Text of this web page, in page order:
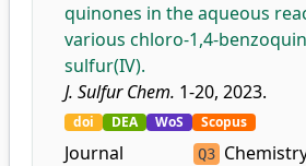
quinones in the aqueous
various chloro-1,4-
sulfur(IV).
J. Sulfur Chem. 1-20, 2023.
doi DEA WoS Scopus
Journal
Q3